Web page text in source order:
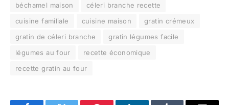
béchamel maison
céleri branche recette
cuisine familiale
cuisine maison
gratin crémeux
gratin de céleri branche
gratin légumes facile
légumes au four
recette économique
recette gratin au four